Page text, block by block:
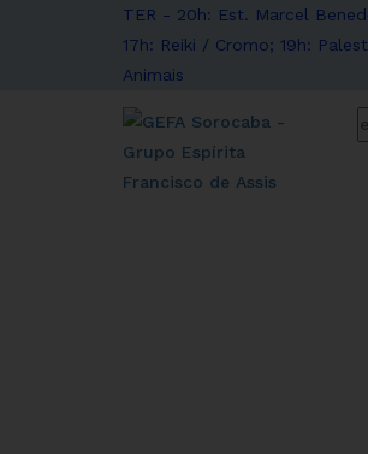
TER - 20h: Est. Marcel
17h: Reiki / Cromo; 19h:
Animais